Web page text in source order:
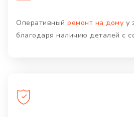
Оперативный ремонт на дому у
благодаря наличию деталей с